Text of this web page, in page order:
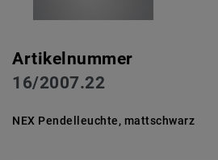
Artikelnummer
16/2007.22
NEX Pendelleuchte, mattschwarz